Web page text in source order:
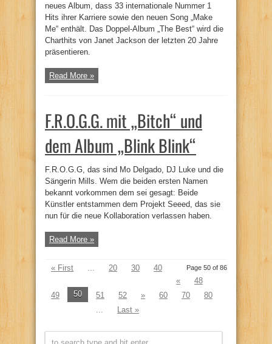
neues Album, dass 33 internationale Nummer 1
Hits ihrer Karriere sowie den neuen Song „Make
Me“ enthält. Das Doppel-Album „The Best“ wird die
Charthits von Janet Jackson der letzten 20 Jahre
präsentieren.
Read More »
F.R.O.G.G. mit „Bitch“ und
dem Album „Blink Blink“
F.R.O.G.G, das sind Mo Delgado, DJ Luke und die
Sängerin Mills. Wem die beiden ersten Namen
bekannt vorkommen dem sei gesagt: Beide
Künstler entstammen dem Projekt Seeed, das sie
nun für die neue Kollaboration verlassen haben.
Read More »
Page 50 of 86
« First 20 30
40
«
48
49
50 51 52 » 60 70
80
Last »